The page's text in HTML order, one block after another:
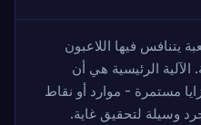
يتنافس فيها اللاعبون
الرئيسية هي أن
مستمرة - موارد أو نقاط
وسيلة لتحقيق غاية.